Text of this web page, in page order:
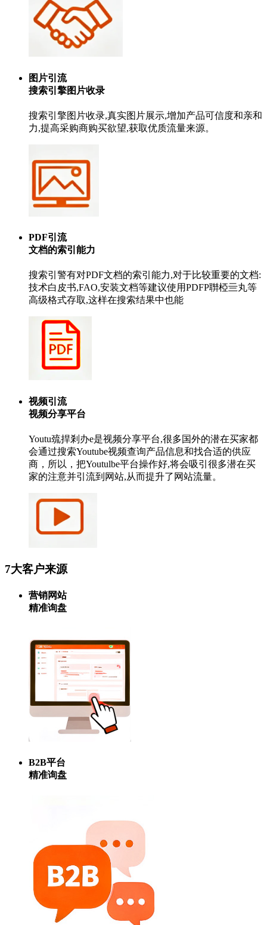
图片引流
搜索引擎图片收录
搜索引擎图片收录,真实图片展示,增加产品可信度和亲和
力,提高采购商购买欲望,获取优质流量来源。
PDF引流
文档的索引能力
搜索引警有对PDF文档的索引能力,对于比较重要的文档:
技术白皮书,FAO,安装文档等建议使用PDFP聨椏亖丸等
高级格式存取,这样在搜索结果中也能
视频引流
视频分享平台
Youtu巯捍剎办e是视频分享平台,很多国外的潜在买家都
会通过搜索Youtube视频查询产品信息和找合适的供应
商，所以，把Youtulbe平台操作好,将会吸引很多潜在买
家的注意并引流到网站,从而提升了网站流量。
7大客户来源
营销网站
精准询盘
B2B平台
精准询盘